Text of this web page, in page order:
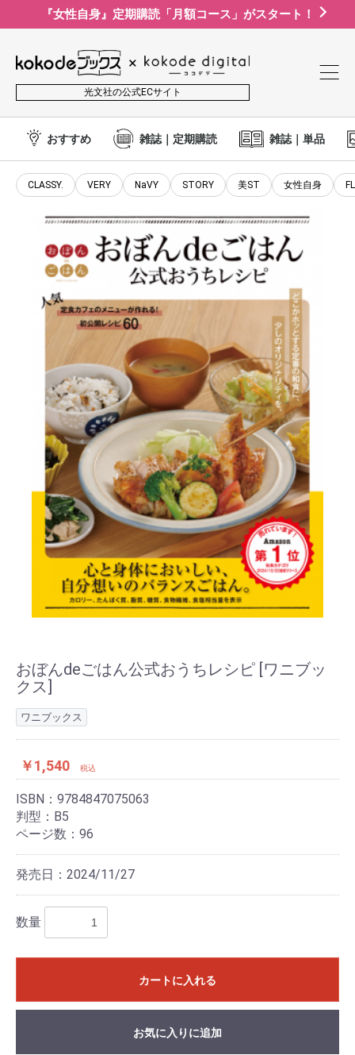
『女性自身』定期購読「月額コース」がスタート！
光文社の公式ECサイト
おすすめ 雑誌｜定期購読 雑誌｜単品
CLASSY. VERY NaVY STORY 美ST 女性自身
おぼんdeごはん公式おうちレシピ [ワニブッ
クス]
ワニブックス
￥1,540 税込
ISBN：9784847075063
判型：B5
ページ数：96
発売日：2024/11/27
数量
カートに入れる
お気に入りに追加